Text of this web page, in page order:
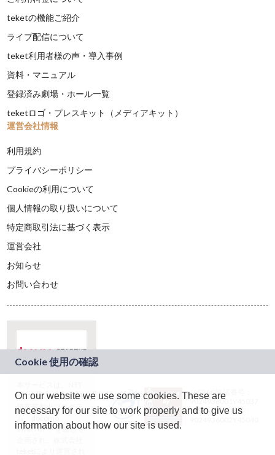
teketの機能ご紹介
ライブ配信について
teket利用者様の声・導入事例
資料・マニュアル
登録済み劇場・ホール一覧
teketロゴ・プレスキット（メディアキット）
運営会社情報
利用規約
プライバシーポリシー
Cookieの利用について
個人情報の取り扱いについて
特定商取引法に基づく表示
運営会社
お知らせ
お問い合わせ
ドコモグループの新
規事業創出プログラ
ム「docomo
STARTUP」を通じて
JASRAC許諾番号：
9024936001Y45037
JASRAC許諾番号：
On our website we use some cookies. These are
necessary for our site to work properly and to give us
information about how our site is used.